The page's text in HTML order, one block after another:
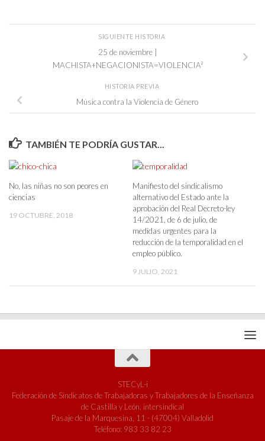
SIGUIENTE HISTORIA
25 de noviembre |
MACHISTA+NEGACIONISTA=VIOLENCIA²
HISTORIA PREVIA
Música contra la Violencia de Género
TAMBIÉN TE PODRÍA GUSTAR...
No, las niñas no son peores en
ciencias
19 OCTUBRE, 2018
Manifiesto del sindicalismo
alternativo del Estado ante la
aprobación del Real Decreto-ley
14/2021, de 6 de julio, de
medidas urgentes para la
reducción de la temporalidad en el
empleo público.
9 JULIO, 2021
STECyL-i
Federación de Sindicatos de Trabajadoras y Trabajadores de la Enseñanza
de Castilla y León, intersindical
Pasaje de la Marquesina, 11 - (47004) Valladolid
Teléfono: 983 33 82 23